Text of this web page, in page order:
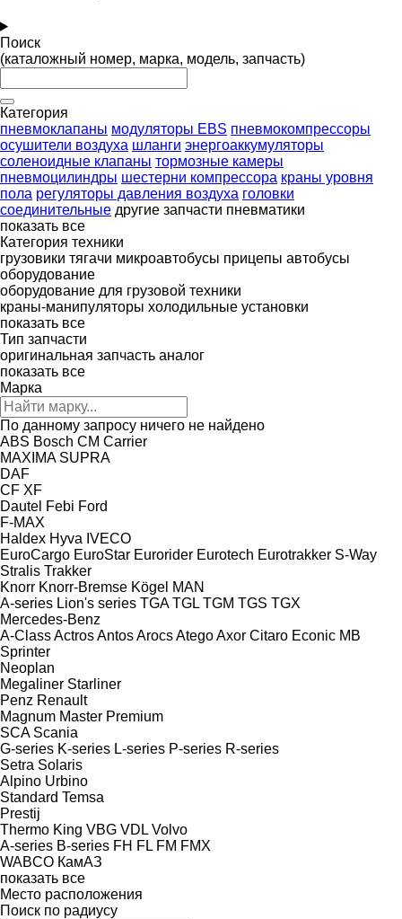
Поиск
(каталожный номер, марка, модель, запчасть)
Категория
пневмоклапаны модуляторы EBS пневмокомпрессоры
осушители воздуха шланги энергоаккумуляторы
соленоидные клапаны тормозные камеры
пневмоцилиндры шестерни компрессора краны уровня
пола регуляторы давления воздуха головки
соединительные другие запчасти пневматики
показать все
Категория техники
грузовики тягачи микроавтобусы прицепы автобусы
оборудование
оборудование для грузовой техники
краны-манипуляторы холодильные установки
показать все
Тип запчасти
оригинальная запчасть аналог
показать все
Марка
По данному запросу ничего не найдено
ABS Bosch CM Carrier
MAXIMA SUPRA
DAF
CF XF
Dautel Febi Ford
F-MAX
Haldex Hyva IVECO
EuroCargo EuroStar Eurorider Eurotech Eurotrakker S-Way
Stralis Trakker
Knorr Knorr-Bremse Kögel MAN
A-series Lion's series TGA TGL TGM TGS TGX
Mercedes-Benz
A-ClassActrosAntosArocsAtegoAxor Citaro Econic MB
Sprinter
Neoplan
Megaliner Starliner
Penz Renault
Magnum Master Premium
SCA Scania
G-series K-series L-series P-series R-series
Setra Solaris
Alpino Urbino
Standard Temsa
Prestij
Thermo King VBG VDL Volvo
A-series B-series FH FL FM FMX
WABCO КамАЗ
показать все
Место расположения
Поиск по радиусу